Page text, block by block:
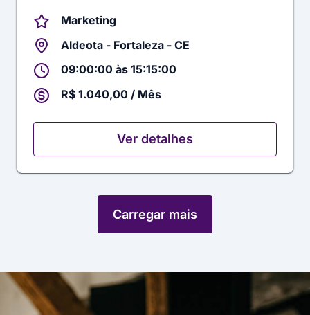
Marketing
Aldeota - Fortaleza - CE
09:00:00 às 15:15:00
R$ 1.040,00 / Mês
Ver detalhes
Carregar mais